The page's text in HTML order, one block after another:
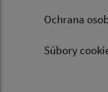
Ochrana
Súbory